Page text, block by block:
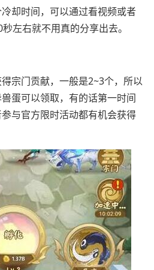
却时间，可以通过看视频或者
左右就不用真的分享出去。
宗门贡献，一般是2~3个，所以
蛋可以领取，有的话第一时间
与官方限时活动都有机会获得